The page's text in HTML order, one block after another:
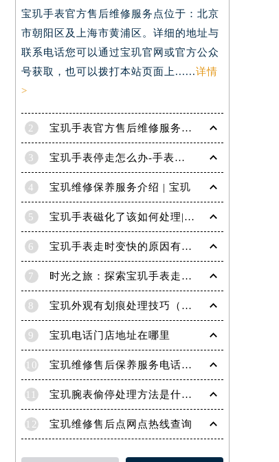
宝玑手表官方售后维修服务点位于：北京
市朝阳区及上海市黄浦区。详细的地址与
联系电话您可以通过宝玑官网或官方公众
号获取，也可以拨打本站页面上......详情
>
2 宝玑手表官方售后维修服务点电话是多少？
3 宝玑手表停走怎么办-手表停走的解决方法
4 宝玑维修保养服务介绍 | 宝玑
5 宝玑手表磁化了该如何处理|宝玑技师为您讲解
6 宝玑手表走时变快的原因有哪些？
7 时光之旅：探索宝玑手表走时的秘密
8 宝玑外观有划痕处理技巧（轻松修复爱表的实用方法）
9 宝玑电话门店地址在哪里
10 宝玑维修售后保养服务电话是多少
11 宝玑腕表偷停处理方法是什么（专业维修指南与常见故障排查）
12 宝玑维修售后点网点热线查询